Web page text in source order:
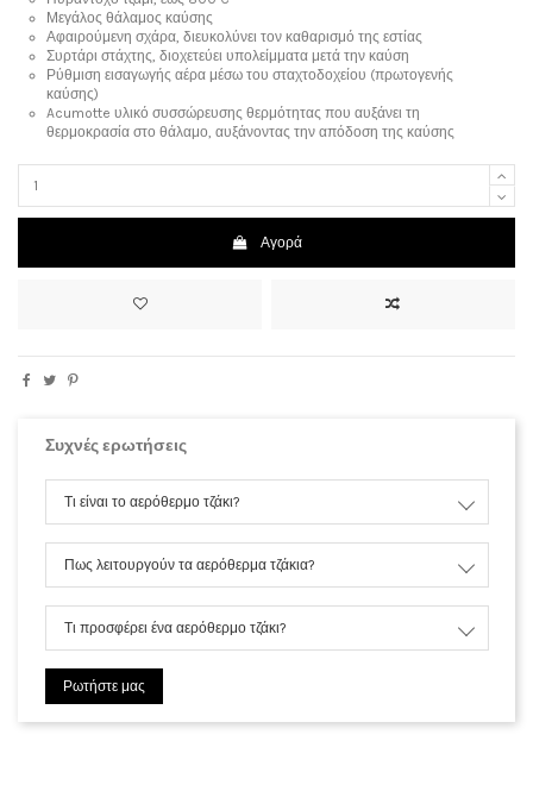
Μεγάλος θάλαμος καύσης
Αφαιρούμενη σχάρα, διευκολύνει τον καθαρισμό της εστίας
Συρτάρι στάχτης, διοχετεύει υπολείμματα μετά την καύση
Ρύθμιση εισαγωγής αέρα μέσω του σταχτοδοχείου (πρωτογενής
καύσης)
Acumotte υλικό συσσώρευσης θερμότητας που αυξάνει τη
θερμοκρασία στο θάλαμο, αυξάνοντας την απόδοση της καύσης
Αγορά
Συχνές ερωτήσεις
Τι είναι το αερόθερμο τζάκι?
Πως λειτουργούν τα αερόθερμα τζάκια?
Τι προσφέρει ένα αερόθερμο τζάκι?
Ρωτήστε μας